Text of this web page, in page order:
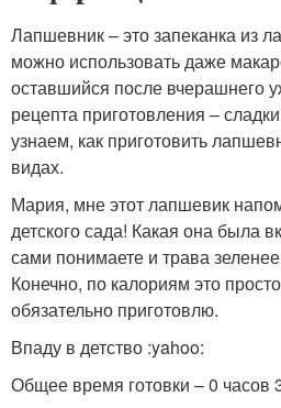
Лапшевник – это запеканка из
можно использовать даже
оставшийся после вчерашнего
рецепта приготовления –
узнаем, как приготовить
видах.
Мария, мне этот лапшевик
детского сада! Какая она
сами понимаете и трава
Конечно, по калориям это
обязательно приготовлю.
Впаду в детство :yahoo:
Общее время готовки – 0 часов